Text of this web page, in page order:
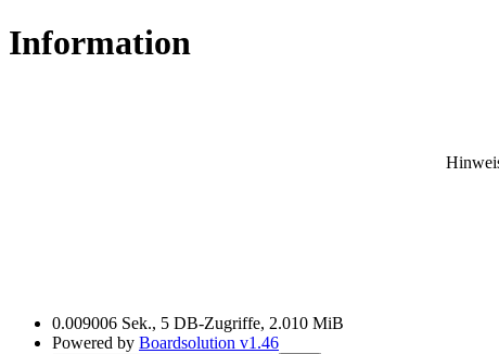
Information
0.009006 Sek., 5 DB-Zugriffe, 2.010 MiB
Powered by Boardsolution v1.46